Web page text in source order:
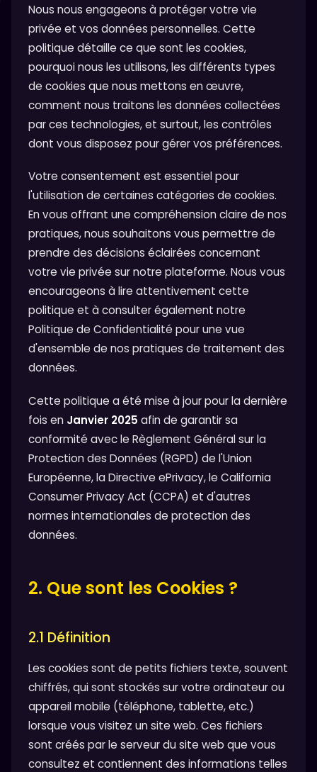
Nous nous engageons à protéger votre vie
privée et vos données personnelles. Cette
politique détaille ce que sont les cookies,
pourquoi nous les utilisons, les différents types
de cookies que nous mettons en œuvre,
comment nous traitons les données collectées
par ces technologies, et surtout, les contrôles
dont vous disposez pour gérer vos préférences.
Votre consentement est essentiel pour
l'utilisation de certaines catégories de cookies.
En vous offrant une compréhension claire de nos
pratiques, nous souhaitons vous permettre de
prendre des décisions éclairées concernant
votre vie privée sur notre plateforme. Nous vous
encourageons à lire attentivement cette
politique et à consulter également notre
Politique de Confidentialité pour une vue
d'ensemble de nos pratiques de traitement des
données.
Cette politique a été mise à jour pour la dernière
fois en Janvier 2025 afin de garantir sa
conformité avec le Règlement Général sur la
Protection des Données (RGPD) de l'Union
Européenne, la Directive ePrivacy, le California
Consumer Privacy Act (CCPA) et d'autres
normes internationales de protection des
données.
2. Que sont les Cookies ?
2.1 Définition
Les cookies sont de petits fichiers texte, souvent
chiffrés, qui sont stockés sur votre ordinateur ou
appareil mobile (téléphone, tablette, etc.)
lorsque vous visitez un site web. Ces fichiers
sont créés par le serveur du site web que vous
consultez et contiennent des informations telles